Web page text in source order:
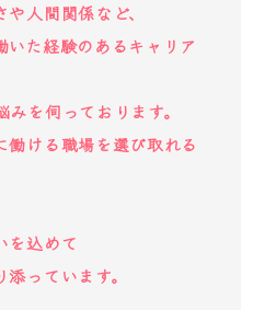
人間関係など、
いた経験のあるキャリア
を伺っております。
働ける職場を選び取れる
を込めて
っています。